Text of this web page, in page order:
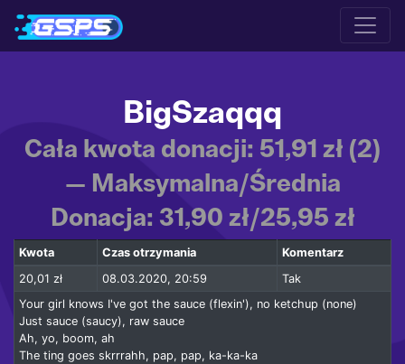
BigSzaqqq
Cała kwota donacji: 51,91 zł (2)
— Maksymalna/Średnia
Donacja: 31,90 zł/25,95 zł
Kwota Czas otrzymania
Komentarz
20,01 zł
08.03.2020, 20:59
Tak
Your girl knows I've got the sauce (flexin'), no ketchup (none)
Just sauce (saucy), raw sauce
Ah, yo, boom, ah
The ting goes skrrrahh, pap, pap, ka-ka-ka